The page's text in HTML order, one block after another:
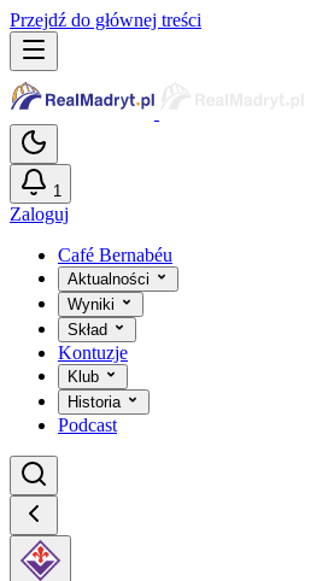
Przejdź do głównej treści
1
Zaloguj
Café Bernabéu
Aktualności
Wyniki
Skład
Kontuzje
Klub
Historia
Podcast